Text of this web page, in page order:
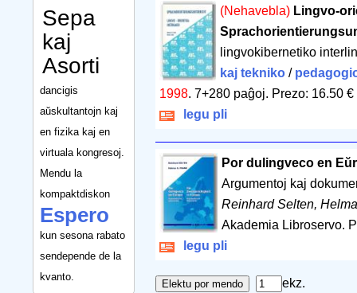
Sepa
kaj
Asorti
dancigis
aŭskultantojn kaj
en fizika kaj en
virtuala kongresoj.
Mendu la
kompaktdiskon
Espero
kun sesona rabato
sendepende de la
kvanto.
(Nehavebla) Lingvo-
lingvokibernetiko
kaj tekniko/
1998. 7+280 paĝoj. Prezo: 16.50 €
legu pli
Por dulingveco en
Argumentoj kaj
Reinhard Selten,
Akademia Libroservo.
legu pli
ekz.